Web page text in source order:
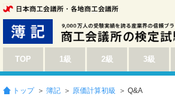
TOP 1級 2級 3級
トップ ＞ 簿記 ＞ 原価計算初級 ＞ Q&A